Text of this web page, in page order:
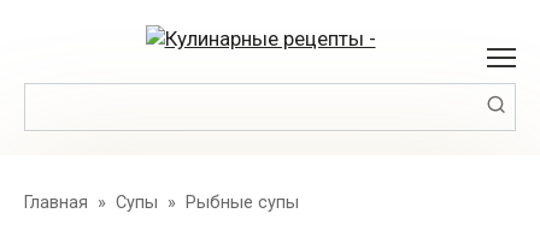
Главная » Супы » Рыбные супы